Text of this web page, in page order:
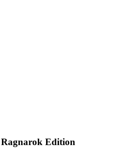
Ragnarok Edition